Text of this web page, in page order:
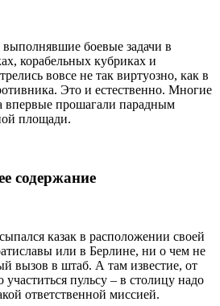
боевые задачи в
корабельных кубриках и
вовсе не так виртуозно, как в
Это и естественно. Многие
впервые прошагали парадным
площади.
содержание
казак в расположении своей
или в Берлине, ни о чем не
вызов в штаб. А там известие, от
участиться пульсу – в столицу надо
ответственной миссией.